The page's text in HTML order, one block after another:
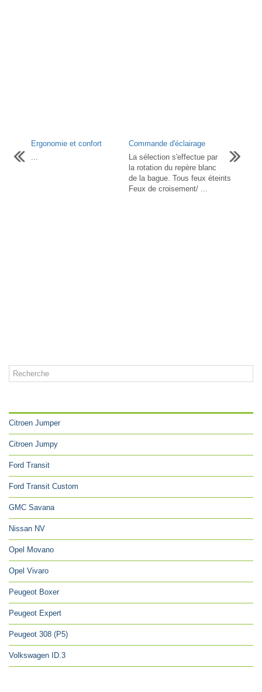
Ergonomie et confort
...
Commande d'éclairage
La sélection s'effectue par
la rotation du repère blanc
de la bague. Tous feux éteints
Feux de croisement/ ...
Citroen Jumper
Citroen Jumpy
Ford Transit
Ford Transit Custom
GMC Savana
Nissan NV
Opel Movano
Opel Vivaro
Peugeot Boxer
Peugeot Expert
Peugeot 308 (P5)
Volkswagen ID.3